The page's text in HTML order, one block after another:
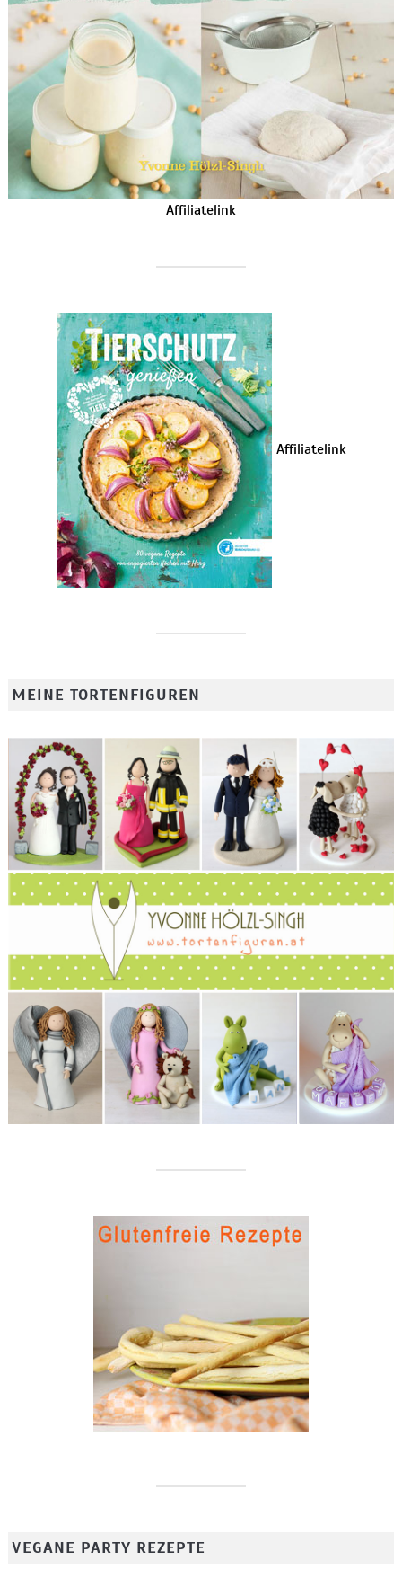
Affiliatelink
Affiliatelink
MEINE TORTENFIGUREN
VEGANE PARTY REZEPTE